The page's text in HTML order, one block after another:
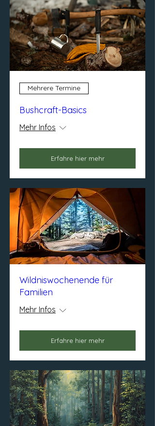
Mehrere Termine
Bushcraft-Basics
Mehr Infos
Erfahre hier mehr
Wildniswochenende für
Familien
Mehr Infos
Erfahre hier mehr